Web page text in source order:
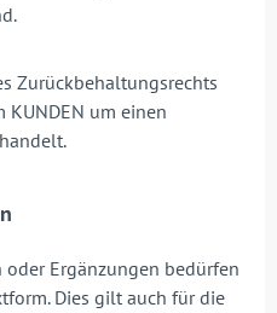
Zurückbehaltungsrechts
um einen
oder Ergänzungen bedürfen
Dies gilt auch für die